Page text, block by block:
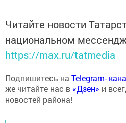
Читайте новости
национальном
https://max.ru/tatmedia
Подпишитесь на Telegram-
же читайте нас в «Дзен» и
новостей района!